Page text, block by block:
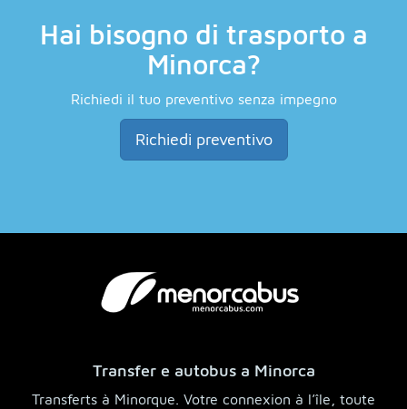
Hai bisogno di trasporto a
Minorca?
Richiedi il tuo preventivo senza impegno
Richiedi preventivo
Transfer e autobus a Minorca
Transferts à Minorque. Votre connexion à l’île, toute